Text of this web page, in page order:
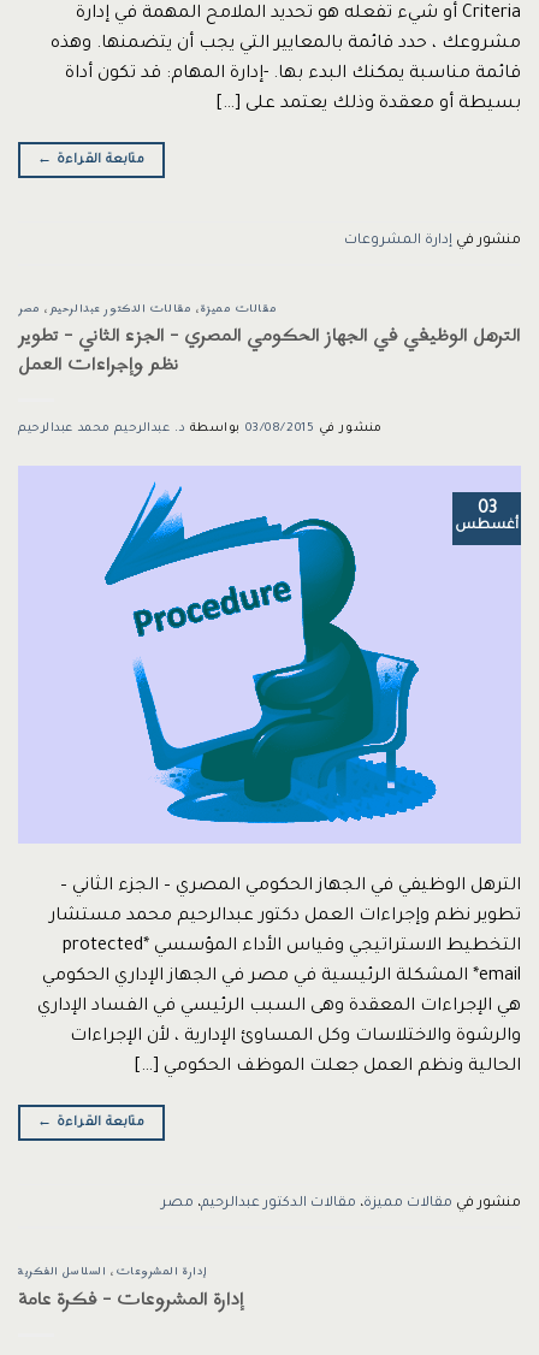
Criteria أو شيء تفعله هو تحديد الملامح المهمة في إدارة
مشروعك ، حدد قائمة بالمعايير التي يجب أن يتضمنها. وهذه
قائمة مناسبة يمكنك البدء بها. -إدارة المهام: قد تكون أداة
بسيطة أو معقدة وذلك يعتمد على […]
متابعة القراءة ←
منشور في إدارة المشروعات
مقالات مميزة، مقالات الدكتور عبدالرحيم، مصر
الترهل الوظيفي في الجهاز الحكومي المصري – الجزء الثاني – تطوير
نظم وإجراءات العمل
منشور في 03/08/2015 بواسطة د. عبدالرحيم محمد عبدالرحيم
03
أغسطس
الترهل الوظيفي في الجهاز الحكومي المصري – الجزء الثاني –
تطوير نظم وإجراءات العمل دكتور عبدالرحيم محمد مستشار
التخطيط الاستراتيجي وقياس الأداء المؤسسي *protected
email* المشكلة الرئيسية في مصر في الجهاز الإداري الحكومي
هي الإجراءات المعقدة وهى السبب الرئيسي في الفساد الإداري
والرشوة والاختلاسات وكل المساوئ الإدارية ، لأن الإجراءات
الحالية ونظم العمل جعلت الموظف الحكومي […]
متابعة القراءة ←
منشور في مقالات مميزة، مقالات الدكتور عبدالرحيم، مصر
إدارة المشروعات، السلاسل الفكرية
إدارة المشروعات – فكرة عامة